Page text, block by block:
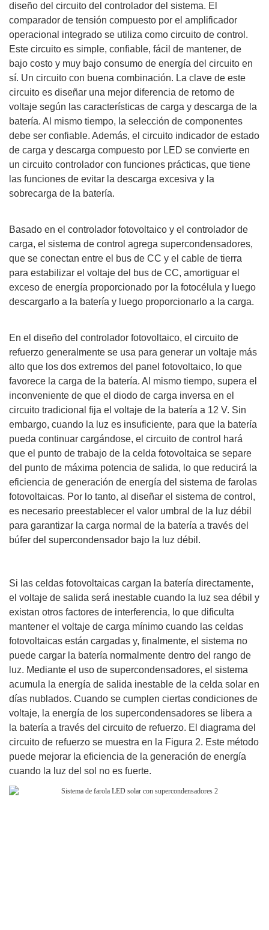
diseño del circuito del controlador del sistema. El
comparador de tensión compuesto por el amplificador
operacional integrado se utiliza como circuito de control.
Este circuito es simple, confiable, fácil de mantener, de
bajo costo y muy bajo consumo de energía del circuito en
sí. Un circuito con buena combinación. La clave de este
circuito es diseñar una mejor diferencia de retorno de
voltaje según las características de carga y descarga de la
batería. Al mismo tiempo, la selección de componentes
debe ser confiable. Además, el circuito indicador de estado
de carga y descarga compuesto por LED se convierte en
un circuito controlador con funciones prácticas, que tiene
las funciones de evitar la descarga excesiva y la
sobrecarga de la batería.
Basado en el controlador fotovoltaico y el controlador de
carga, el sistema de control agrega supercondensadores,
que se conectan entre el bus de CC y el cable de tierra
para estabilizar el voltaje del bus de CC, amortiguar el
exceso de energía proporcionado por la fotocélula y luego
descargarlo a la batería y luego proporcionarlo a la carga.
En el diseño del controlador fotovoltaico, el circuito de
refuerzo generalmente se usa para generar un voltaje más
alto que los dos extremos del panel fotovoltaico, lo que
favorece la carga de la batería. Al mismo tiempo, supera el
inconveniente de que el diodo de carga inversa en el
circuito tradicional fija el voltaje de la batería a 12 V. Sin
embargo, cuando la luz es insuficiente, para que la batería
pueda continuar cargándose, el circuito de control hará
que el punto de trabajo de la celda fotovoltaica se separe
del punto de máxima potencia de salida, lo que reducirá la
eficiencia de generación de energía del sistema de farolas
fotovoltaicas. Por lo tanto, al diseñar el sistema de control,
es necesario preestablecer el valor umbral de la luz débil
para garantizar la carga normal de la batería a través del
búfer del supercondensador bajo la luz débil.
Si las celdas fotovoltaicas cargan la batería directamente,
el voltaje de salida será inestable cuando la luz sea débil y
existan otros factores de interferencia, lo que dificulta
mantener el voltaje de carga mínimo cuando las celdas
fotovoltaicas están cargadas y, finalmente, el sistema no
puede cargar la batería normalmente dentro del rango de
luz. Mediante el uso de supercondensadores, el sistema
acumula la energía de salida inestable de la celda solar en
días nublados. Cuando se cumplen ciertas condiciones de
voltaje, la energía de los supercondensadores se libera a
la batería a través del circuito de refuerzo. El diagrama del
circuito de refuerzo se muestra en la Figura 2. Este método
puede mejorar la eficiencia de la generación de energía
cuando la luz del sol no es fuerte.